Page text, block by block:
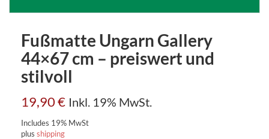
Fußmatte Ungarn Gallery
44×67 cm – preiswert und
stilvoll
19,90€ Inkl. 19% MwSt.
Includes 19% MwSt
plus shipping